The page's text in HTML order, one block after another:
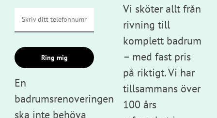
Ring mig
En
badrumsrenoveringen
ska inte behöva
Vi sköter allt från
rivning till
komplett badrum
– med fast pris
på riktigt. Vi har
tillsammans över
100 års